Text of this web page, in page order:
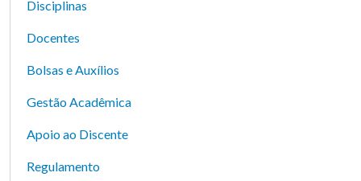
Disciplinas
Docentes
Bolsas e Auxílios
Gestão Acadêmica
Apoio ao Discente
Regulamento